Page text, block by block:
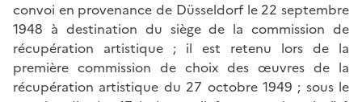
convoi en provenance de Düsseldorf le 22 septembre
1948 à destination du siège de la commission de
récupération artistique ; il est retenu lors de la
première commission de choix des œuvres de la
récupération artistique du 27 octobre 1949 ; sous le